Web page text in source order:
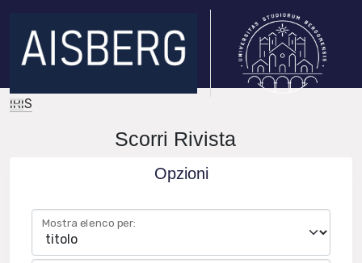
IRIS
Scorri Rivista
Opzioni
Mostra elenco per: